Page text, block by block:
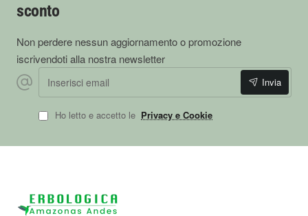
sconto
Non perdere nessun aggiornamento o promozione
iscrivendoti alla nostra newsletter
Inserisci email
Invia
Ho letto e accetto le Privacy e Cookie